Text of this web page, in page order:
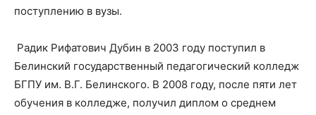
поступлению в вузы.
Радик Рифатович Дубин в 2003 году поступил в
Белинский государственный педагогический колледж
БГПУ им. В.Г. Белинского. В 2008 году, после пяти лет
обучения в колледже, получил диплом о среднем